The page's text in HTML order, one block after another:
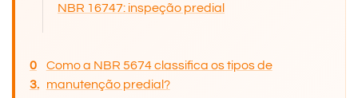
NBR 16747: inspeção predial
Como a NBR 5674 classifica os tipos de
manutenção predial?